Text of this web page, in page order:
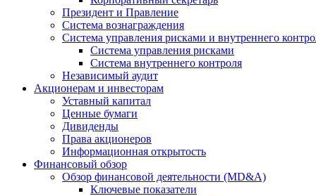
Президент и Правление
Система вознаграждения
Система управления рисками и внутреннего
Система управления рисками
Система внутреннего контроля
Независимый аудит
Акционерам и инвесторам
Уставный капитал
Ценные бумаги
Дивиденды
Права акционеров
Информационная открытость
Финансовый обзор
Обзор финансовой деятельности (MD&A)
Ключевые показатели